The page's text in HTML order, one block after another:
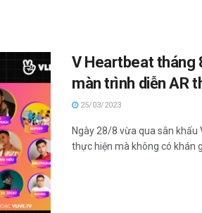
V Heartbeat tháng
màn trình diễn AR
25/03/2023
Ngày 28/8 vừa qua sân
thực hiện mà không có khán